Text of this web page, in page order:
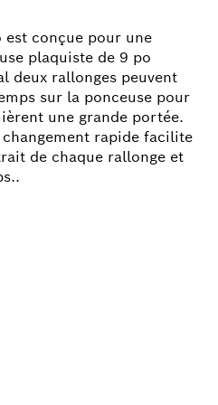
conçue pour une
plaquiste de 9 po
deux rallonges peuvent
sur la ponceuse pour
une grande portée.
changement rapide facilite
de chaque rallonge et